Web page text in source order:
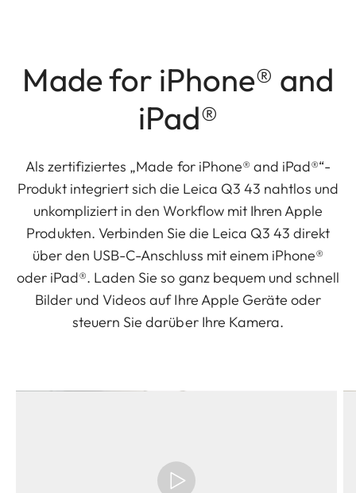
Made for iPhone® and
iPad®
Als zertifiziertes „Made for iPhone® and iPad®“-
Produkt integriert sich die Leica Q3 43 nahtlos und
unkompliziert in den Workflow mit Ihren Apple
Produkten. Verbinden Sie die Leica Q3 43 direkt
über den USB-C-Anschluss mit einem iPhone®
oder iPad®. Laden Sie so ganz bequem und schnell
Bilder und Videos auf Ihre Apple Geräte oder
steuern Sie darüber Ihre Kamera.